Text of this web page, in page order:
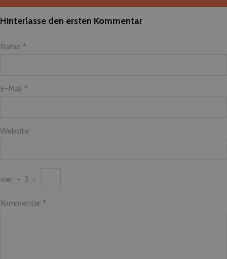
Hinterlasse den ersten Kommentar
Name *
E-Mail *
Website
vier − 3 =
Kommentar *